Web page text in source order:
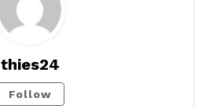
thies24
Follow